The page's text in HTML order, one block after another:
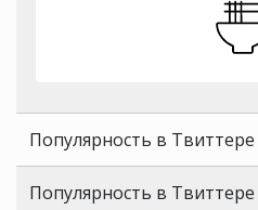
Популярность в Твиттере
Популярность в Твиттере